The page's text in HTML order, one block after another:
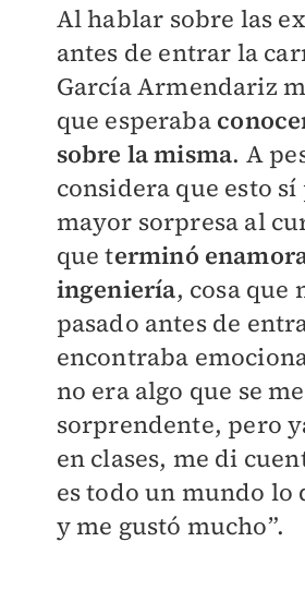
Al hablar sobre las
antes de entrar la
García Armendariz
que esperaba
sobre la misma. A
considera que esto sí
mayor sorpresa al
que terminó
ingeniería, cosa que
pasado antes de
encontraba
no era algo que se
sorprendente, pero
en clases, me di
es todo un mundo lo
y me gustó mucho”.